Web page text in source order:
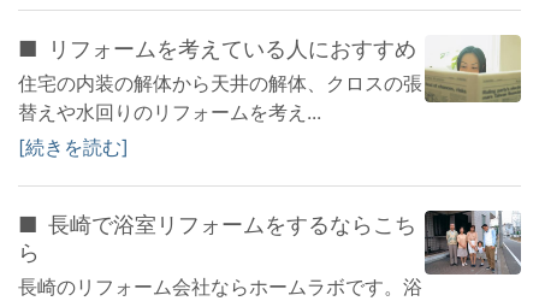
リフォームを考えている人におすすめ
住宅の内装の解体から天井の解体、クロスの張
替えや水回りのリフォームを考え...
続きを読む
長崎で浴室リフォームをするならこち
ら
長崎のリフォーム会社ならホームラボです。浴